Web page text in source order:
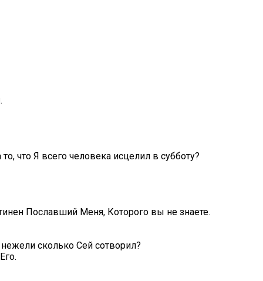
что Я всего человека исцелил в субботу?
Пославший Меня, Которого вы не знаете.
сколько Сей сотворил?